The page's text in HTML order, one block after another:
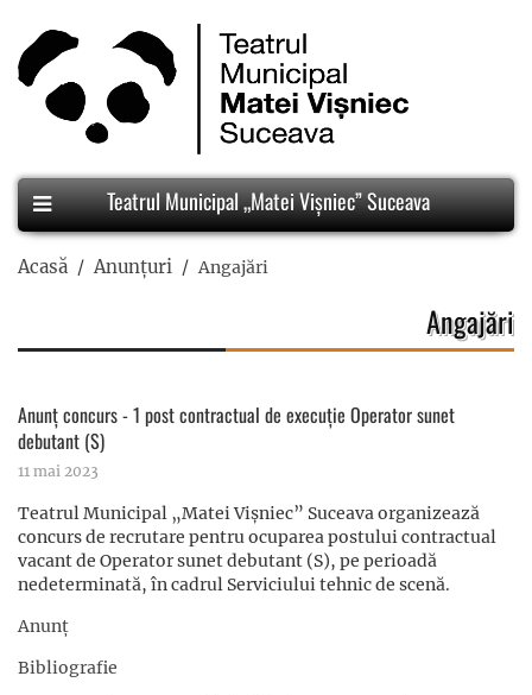
Teatrul Municipal „Matei Vișniec” Suceava
Acasă Anunțuri Angajări
Angajări
Anunț concurs - 1 post contractual de execuție Operator sunet
debutant (S)
11 mai 2023
Teatrul Municipal „Matei Vișniec” Suceava organizează
concurs de recrutare pentru ocuparea postului contractual
vacant de Operator sunet debutant (S), pe perioadă
nedeterminată, în cadrul Serviciului tehnic de scenă.
Anunț
Bibliografie